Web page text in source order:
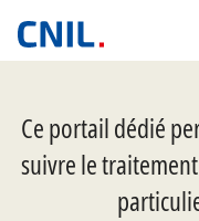
Ce portail dédié
suivre le